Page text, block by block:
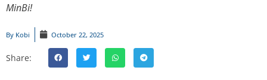
MinBi!
By Kobi October 22, 2025
Share: